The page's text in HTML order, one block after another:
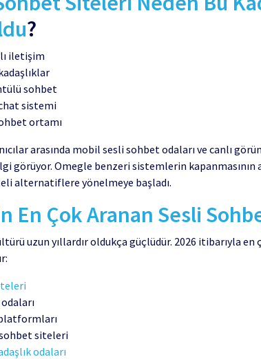
?
iletişim
sohbet
sistemi
ortamı
arasında mobil sesli sohbet odaları ve canlı
görüyor. Omegle benzeri sistemlerin kapanmasının
alternatiflere yönelmeye başladı.
En Çok Aranan Sesli
uzun yıllardır oldukça güçlüdür. 2026 itibarıyla
siteleri
odaları